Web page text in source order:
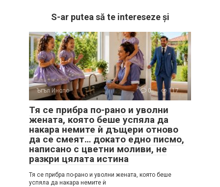
S-ar putea să te intereseze și
Ъгъл Инспо 0 117
Тя се прибра по-рано и уволни
жената, която беше успяла да
накара немите ѝ дъщери отново
да се смеят… докато едно писмо,
написано с цветни моливи, не
разкри цялата истина
Тя се прибра по-рано и уволни жената, която беше
успяла да накара немите ѝ